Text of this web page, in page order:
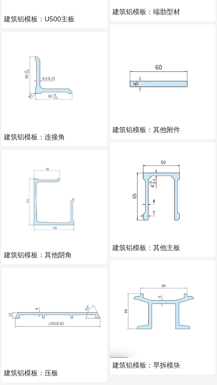
建筑铝模板：U500主板
建筑铝模板：连接角
建筑铝模板：其他阴角
建筑铝模板：压板
建筑铝模板：端肋型材
建筑铝模板：其他附件
建筑铝模板：其他主板
建筑铝模板：早拆模块